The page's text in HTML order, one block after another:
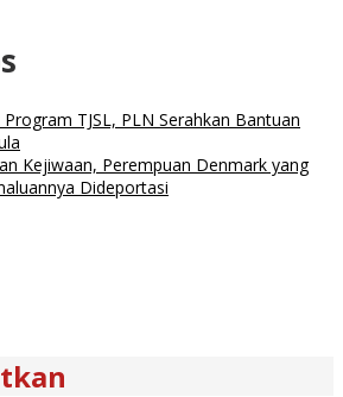
TJSL, PLN Serahkan Bantuan
Kejiwaan, Perempuan Denmark yang
Dideportasi